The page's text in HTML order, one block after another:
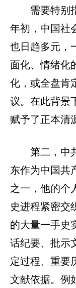
需要特别
年初，中国社
也日趋多元，
面化、情绪化
化，或全盘肯
议。在此背景
赋予了正本清
第二，中
东作为中国共
之一，他的个
史进程紧密交
的大量一手史
话纪要、批示
定过程、重要
文献依据。例